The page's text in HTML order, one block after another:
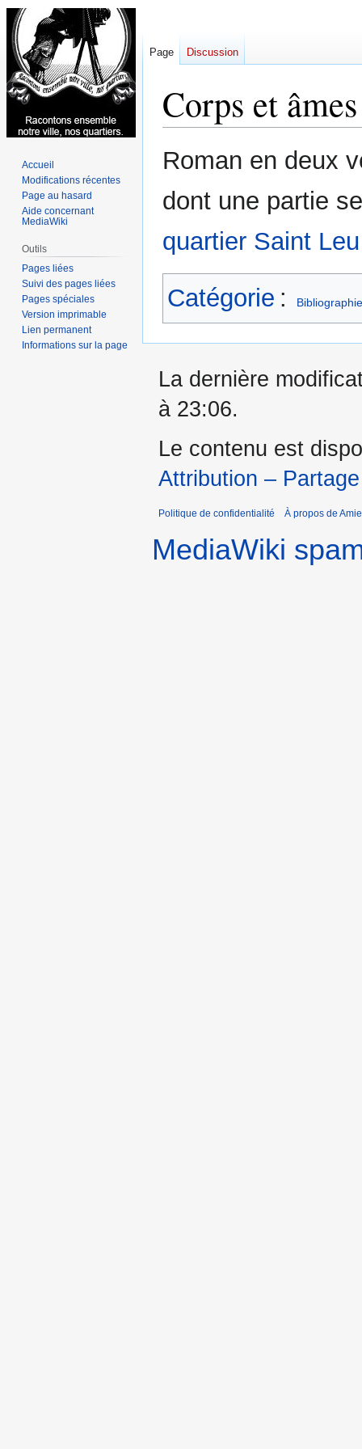
Corps et âmes
Aller
à
navigation
Aller
à
recherche
Roman en deux
dont une partie
quartier Saint Leu
Catégorie :
Page Discussion
Accueil
Modifications récentes
Page au hasard
Aide concernant
MediaWiki
Outils
Pages liées
Suivi des pages liées
Pages spéciales
Version imprimable
Lien permanent
Informations sur la page
La dernière
à 23:06.
Le contenu est
Attribution –
Politique de confidentialité À propos de
MediaWiki